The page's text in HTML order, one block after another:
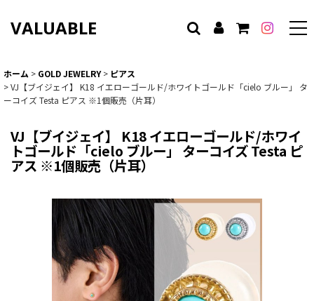
VALUABLE
ホーム > GOLD JEWELRY > ピアス
>VJ【ブイジェイ】 K18 イエローゴールド/ホワイトゴールド「cielo ブルー」 タ
ーコイズ Testa ピアス ※1個販売（片耳）
VJ【ブイジェイ】 K18 イエローゴールド/ホワイ
トゴールド「cielo ブルー」 ターコイズ Testa ピ
アス ※1個販売（片耳）